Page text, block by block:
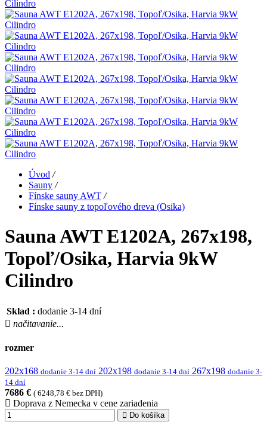
Úvod /
Sauny /
Fínske sauny AWT /
Fínske sauny z topoľového dreva (Osika)
Sauna AWT E1202A, 267x198,
Topoľ/Osika, Harvia 9kW
Cilindro
Sklad : dodanie 3-14 dní
načitavanie...
rozmer
202x168 dodanie 3-14 dní 202x198 dodanie 3-14 dní 267x198 dodanie 3-
14 dní
7686 € ( 6248,78 € bez DPH)
Doprava z Nemecka v cene zariadenia
Do košíka